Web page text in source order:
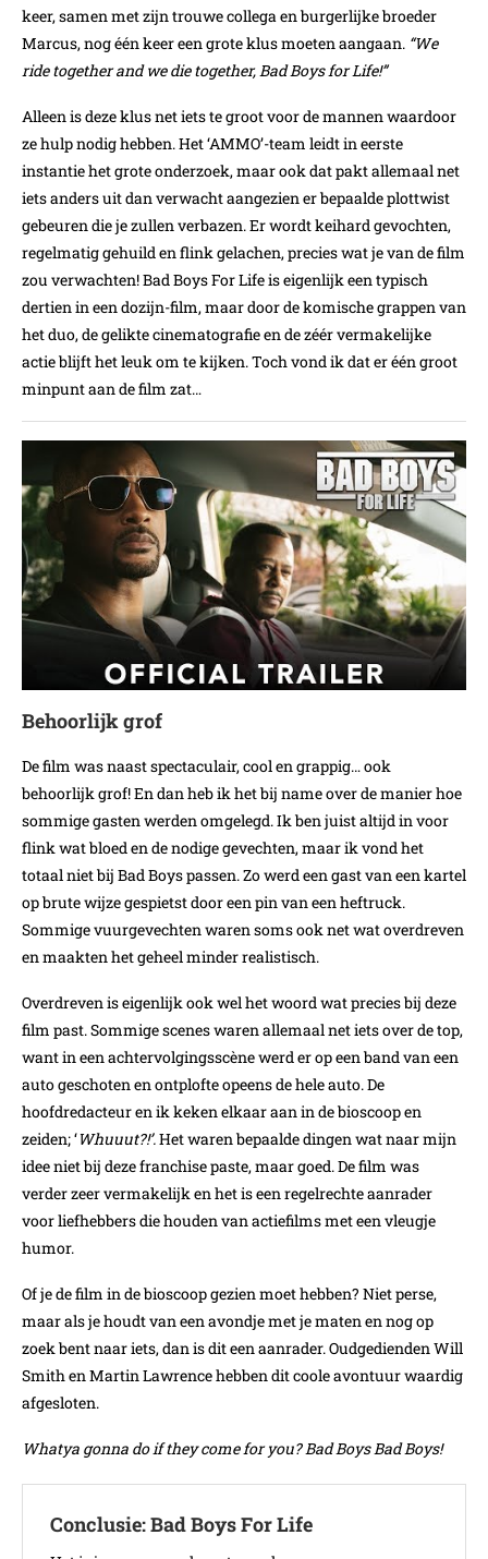
keer, samen met zijn trouwe collega en burgerlijke broeder
Marcus, nog één keer een grote klus moeten aangaan. “We
ride together and we die together, Bad Boys for Life!”
Alleen is deze klus net iets te groot voor de mannen waardoor
ze hulp nodig hebben. Het ‘AMMO’-team leidt in eerste
instantie het grote onderzoek, maar ook dat pakt allemaal net
iets anders uit dan verwacht aangezien er bepaalde plottwist
gebeuren die je zullen verbazen. Er wordt keihard gevochten,
regelmatig gehuild en flink gelachen, precies wat je van de film
zou verwachten! Bad Boys For Life is eigenlijk een typisch
dertien in een dozijn-film, maar door de komische grappen van
het duo, de gelikte cinematografie en de zéér vermakelijke
actie blijft het leuk om te kijken. Toch vond ik dat er één groot
minpunt aan de film zat…
Behoorlijk grof
De film was naast spectaculair, cool en grappig… ook
behoorlijk grof! En dan heb ik het bij name over de manier hoe
sommige gasten werden omgelegd. Ik ben juist altijd in voor
flink wat bloed en de nodige gevechten, maar ik vond het
totaal niet bij Bad Boys passen. Zo werd een gast van een kartel
op brute wijze gespietst door een pin van een heftruck.
Sommige vuurgevechten waren soms ook net wat overdreven
en maakten het geheel minder realistisch.
Overdreven is eigenlijk ook wel het woord wat precies bij deze
film past. Sommige scenes waren allemaal net iets over de top,
want in een achtervolgingsscène werd er op een band van een
auto geschoten en ontplofte opeens de hele auto. De
hoofdredacteur en ik keken elkaar aan in de bioscoop en
zeiden; ‘Whuuut?!’.Het waren bepaalde dingen wat naar mijn
idee niet bij deze franchise paste, maar goed. De film was
verder zeer vermakelijk en het is een regelrechte aanrader
voor liefhebbers die houden van actiefilms met een vleugje
humor.
Of je de film in de bioscoop gezien moet hebben? Niet perse,
maar als je houdt van een avondje met je maten en nog op
zoek bent naar iets, dan is dit een aanrader. Oudgedienden Will
Smith en Martin Lawrence hebben dit coole avontuur waardig
afgesloten.
Whatya gonna do if they come for you?Bad Boys Bad Boys!
Conclusie: Bad Boys For Life